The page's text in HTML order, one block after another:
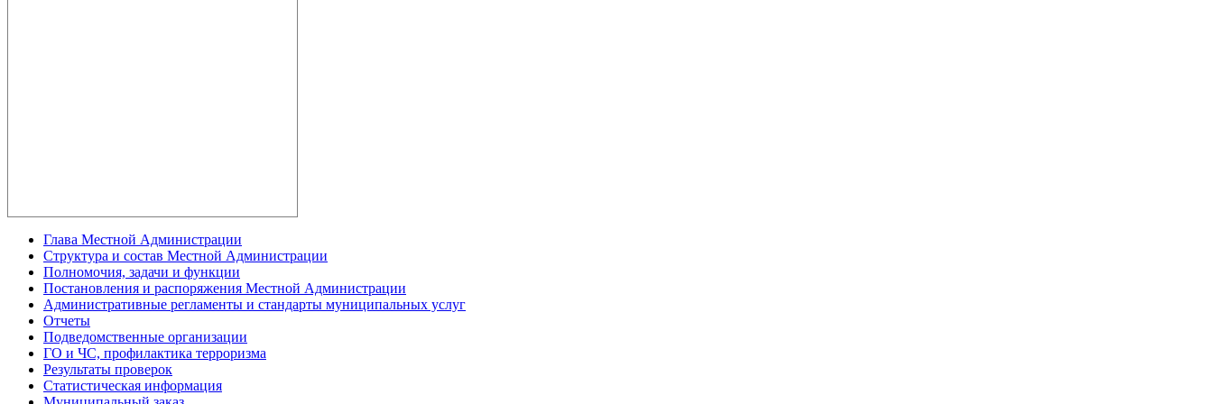
Глава Местной Администрации
Структура и состав Местной Администрации
Полномочия, задачи и функции
Постановления и распоряжения Местной Администрации
Административные регламенты и стандарты муниципальных услуг
Отчеты
Подведомственные организации
ГО и ЧС, профилактика терроризма
Результаты проверок
Статистическая информация